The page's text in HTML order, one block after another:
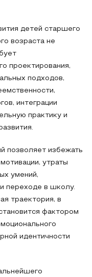
детей старшего
возраста не
проектирования,
подходов,
интеграции
практику и
позволяет избежать
утраты
умений,
переходе в школу.
траектория, в
фактором
идентичности